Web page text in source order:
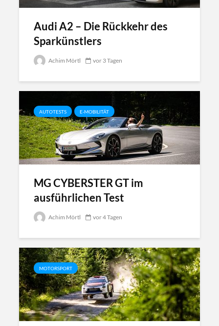
Audi A2 – Die Rückkehr des
Sparkünstlers
Achim Mörtl vor 3 Tagen
AUTOTESTS E-MOBILITÄT
MG CYBERSTER GT im
ausführlichen Test
Achim Mörtl vor 4 Tagen
MOTORSPORT